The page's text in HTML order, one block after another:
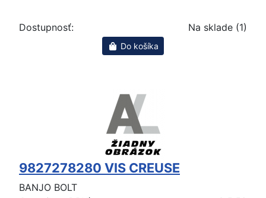
Dostupnosť: Na sklade (1)
Do košíka
9827278280 VIS CREUSE
BANJO BOLT